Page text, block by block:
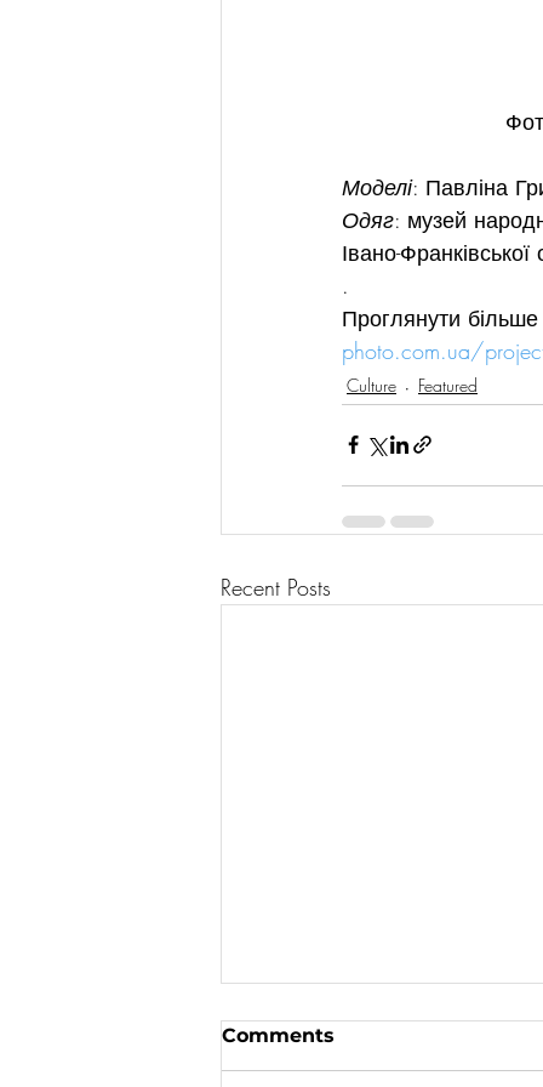
Моделі: Павліна
Одяг: музей
Івано-
.
Проглянути
photo.com.ua/
Culture Featured
Recent Posts
Comments